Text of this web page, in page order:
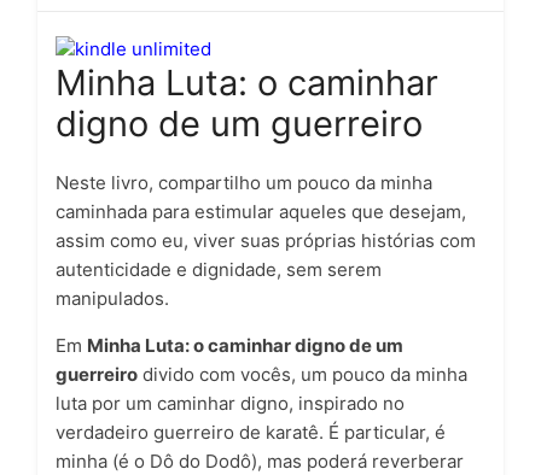
Minha Luta: o caminhar
digno de um guerreiro
Neste livro, compartilho um pouco da minha
caminhada para estimular aqueles que desejam,
assim como eu, viver suas próprias histórias com
autenticidade e dignidade, sem serem
manipulados.
Em Minha Luta: o caminhar digno de um
guerreiro divido com vocês, um pouco da minha
luta por um caminhar digno, inspirado no
verdadeiro guerreiro de karatê. É particular, é
minha (é o Dô do Dodô), mas poderá reverberar